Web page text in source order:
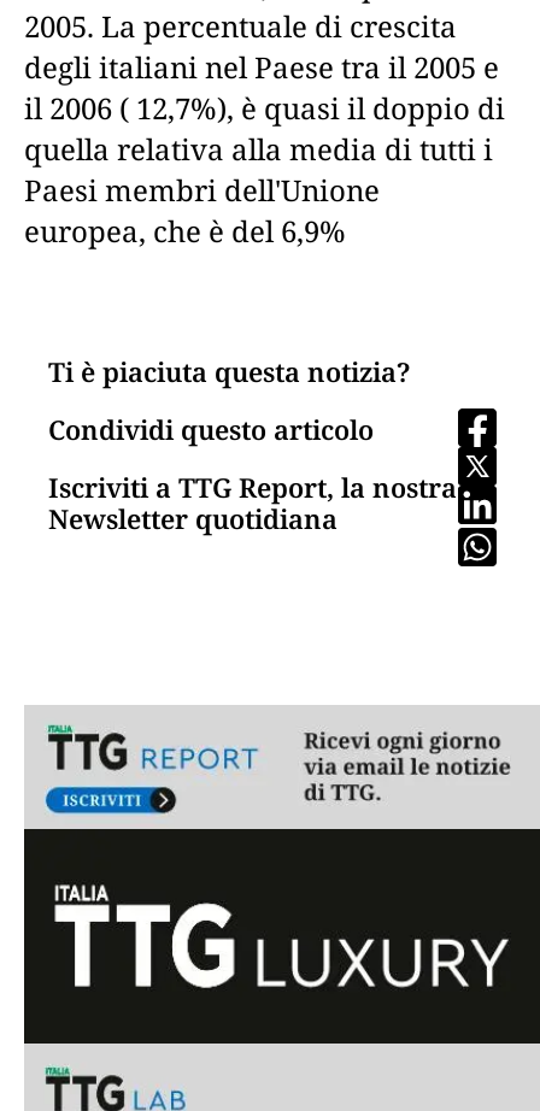
2005. La percentuale di crescita
degli italiani nel Paese tra il 2005 e
il 2006 ( 12,7%), è quasi il doppio di
quella relativa alla media di tutti i
Paesi membri dell'Unione
europea, che è del 6,9%
Ti è piaciuta questa notizia?
Condividi questo articolo
Iscriviti a TTG Report, la nostra
Newsletter quotidiana